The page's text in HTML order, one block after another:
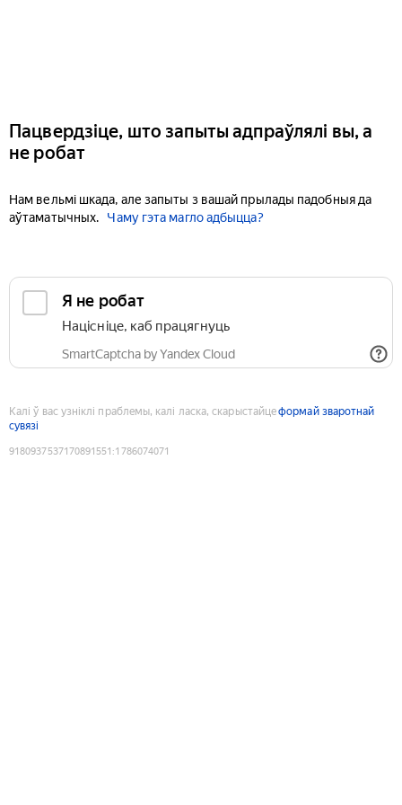
Пацвердзіце, што запыты адпраўлялі вы, а
не робат
Нам вельмі шкада, але запыты з вашай прылады падобныя да
аўтаматычных.
Чаму гэта магло адбыцца?
Я не робат
Націсніце, каб працягнуць
SmartCaptcha by Yandex Cloud
Калі ў вас узніклі праблемы, калі ласка, скарыстайцеформай зваротнай
сувязі
9180937537170891551 :1786074071